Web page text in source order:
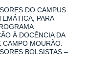
DO CAMPUS
PARA
À DOCÊNCIA DA
MOURÃO.
BOLSISTAS –